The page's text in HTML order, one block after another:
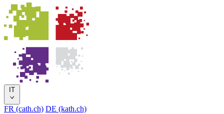
IT
FR (cath.ch) DE (kath.ch)